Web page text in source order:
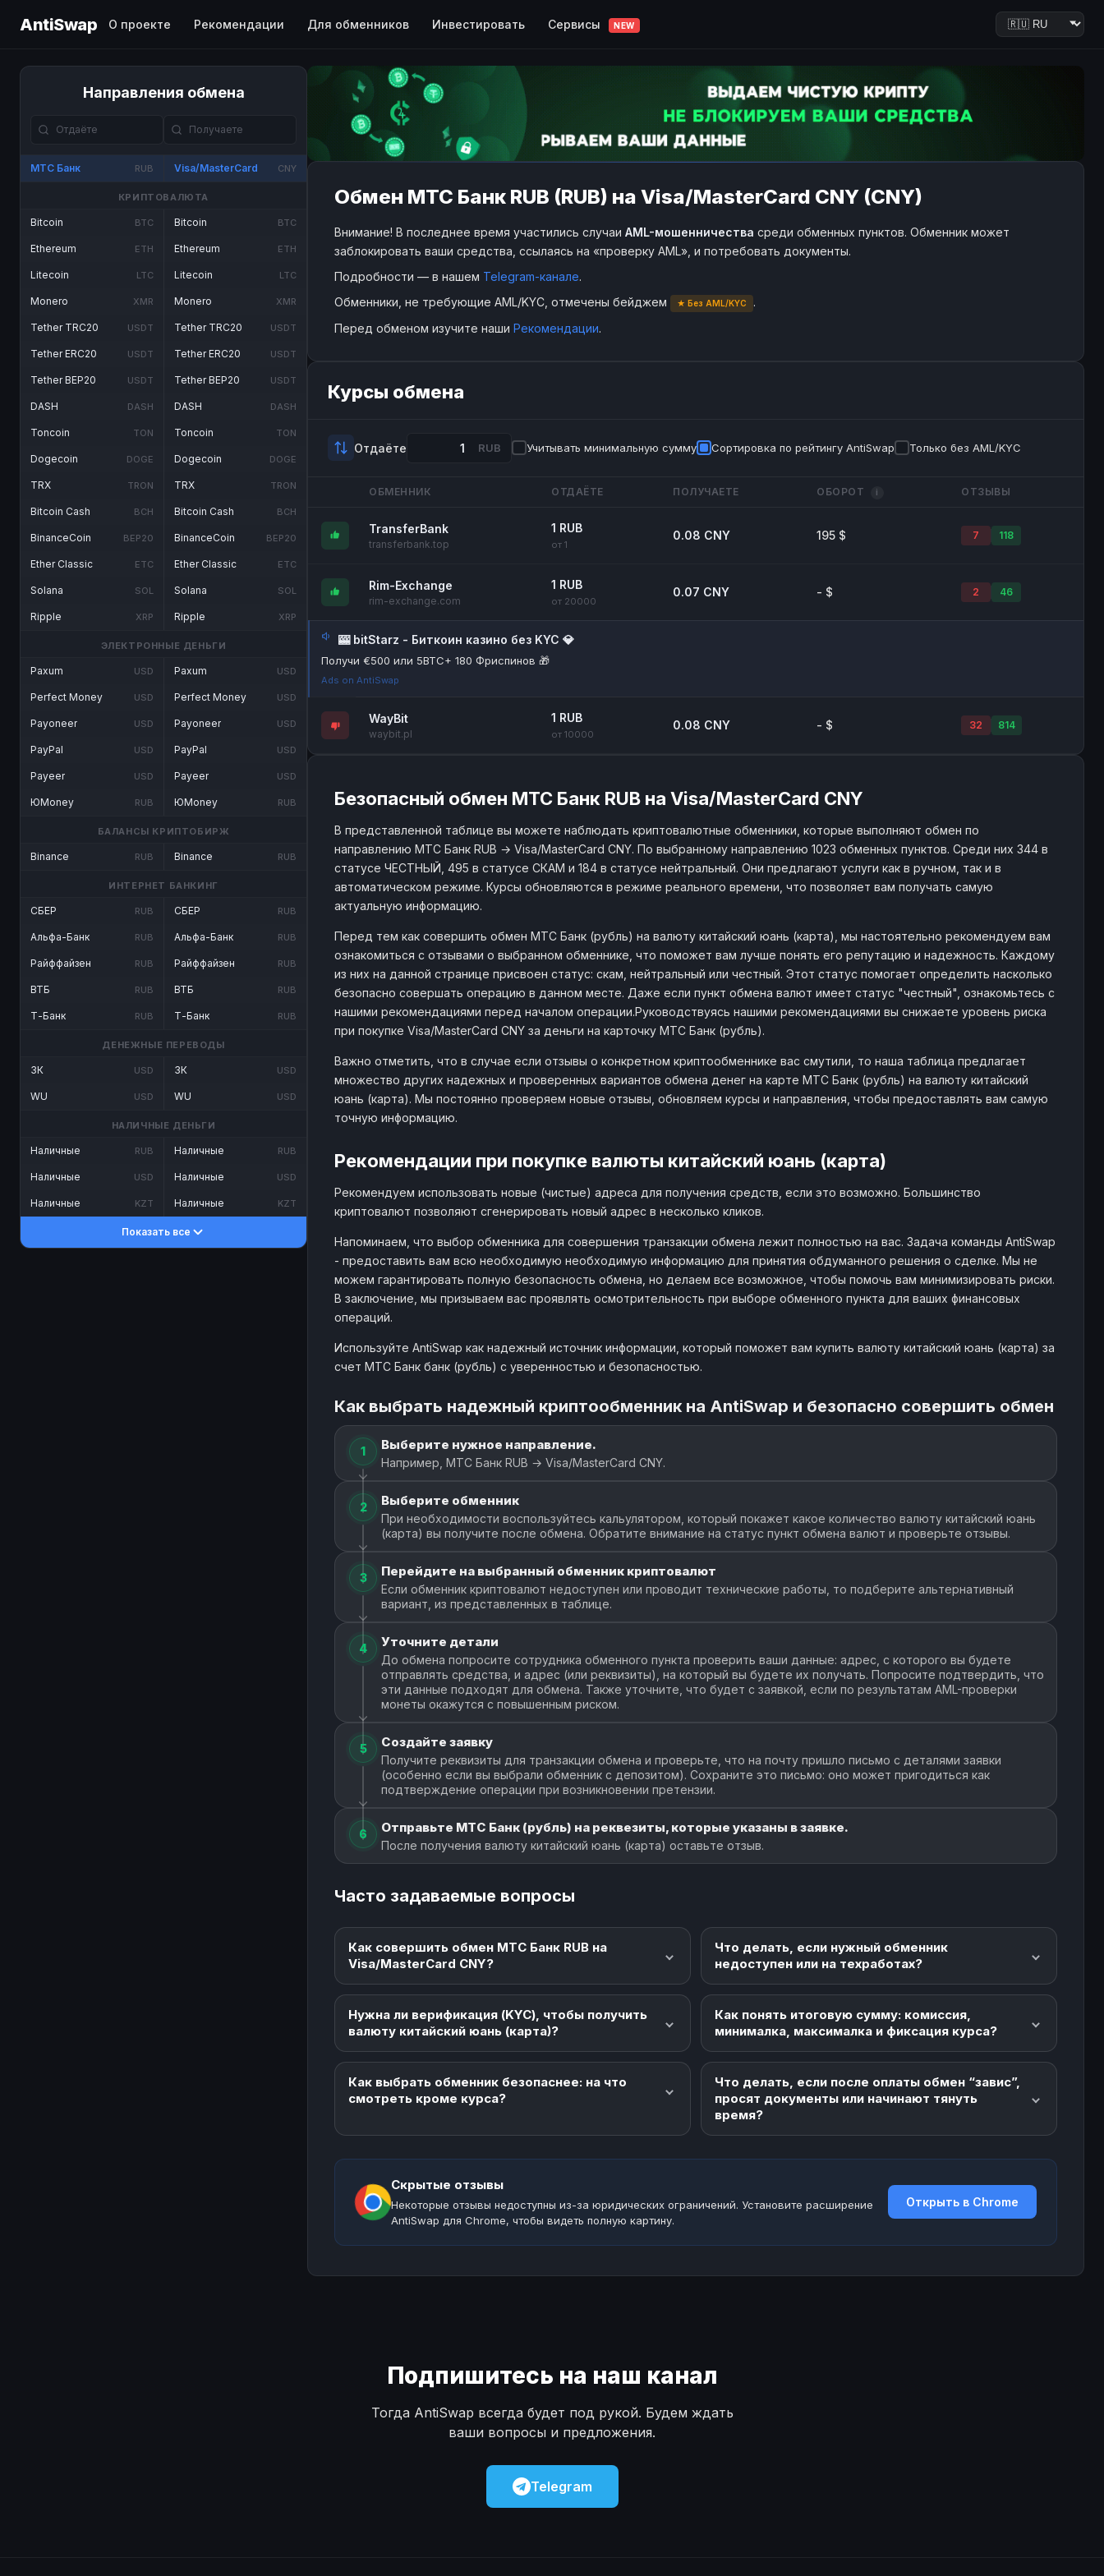
AntiSwap О проекте Рекомендации Для обменников Инвестировать Сервисы NEW
Направления обмена
МТС Банк RUB Visa/MasterCard CNY
КРИПТОВАЛЮТА
Bitcoin BTC
Ethereum ETH
Litecoin LTC
Monero XMR
Tether TRC20 USDT
Tether ERC20 USDT
Tether BEP20 USDT
DASH DASH
Toncoin TON
Dogecoin DOGE
TRX TRON
Bitcoin Cash BCH
BinanceCoin BEP20
Ether Classic ETC
Solana SOL
Ripple XRP
Bitcoin BTC
Ethereum ETH
Litecoin LTC
Monero XMR
Tether TRC20 USDT
Tether ERC20 USDT
Tether BEP20 USDT
DASH DASH
Toncoin TON
Dogecoin DOGE
TRX TRON
Bitcoin Cash BCH
BinanceCoin BEP20
Ether Classic ETC
Solana SOL
Ripple XRP
ЭЛЕКТРОННЫЕ ДЕНЬГИ
Paxum USD
Perfect Money USD
Payoneer USD
PayPal USD
Payeer USD
ЮMoney RUB
Paxum USD
Perfect Money USD
Payoneer USD
PayPal USD
Payeer USD
ЮMoney RUB
БАЛАНСЫ КРИПТОБИРЖ
Binance RUB Binance RUB
ИНТЕРНЕТ БАНКИНГ
СБЕР RUB
Альфа-Банк RUB
Райффайзен RUB
ВТБ RUB
Т-Банк RUB
СБЕР RUB
Альфа-Банк RUB
Райффайзен RUB
ВТБ RUB
Т-Банк RUB
ДЕНЕЖНЫЕ ПЕРЕВОДЫ
ЗК USD
WU USD
ЗК USD
WU USD
НАЛИЧНЫЕ ДЕНЬГИ
Наличные RUB
Наличные USD
Наличные KZT
Наличные RUB
Наличные USD
Наличные KZT
Показать все
Обмен МТС Банк RUB (RUB) на Visa/MasterCard CNY (CNY)
Внимание! В последнее время участились случаи AML-мошенничества среди обменных пунктов. Обменник может
заблокировать ваши средства, ссылаясь на «проверку AML», и потребовать документы.
Подробности — в нашем Telegram-канале.
Обменники, не требующие AML/KYC, отмечены бейджем
★ Без AML/KYC
.
Перед обменом изучите наши Рекомендации.
Курсы обмена
Отдаёте RUB Учитывать минимальную сумму Сортировка по рейтингу AntiSwap Только без AML/KYC
ОБМЕННИК ОТДАЁТЕ ПОЛУЧАЕТЕ ОБОРОТ i ОТЗЫВЫ
TransferBank
transferbank.top
1 RUB
от 1
0.08 CNY 195 $ 7 118
Rim-Exchange
rim-exchange.com
1 RUB
от 20000
0.07 CNY - $ 2 46
🎰 bitStarz - Биткоин казино без KYC 💎
Получи €500 или 5BTC+ 180 Фриспинов 🎁
Ads on AntiSwap
WayBit
waybit.pl
1 RUB
от 10000
0.08 CNY - $ 32 814
Безопасный обмен МТС Банк RUB на Visa/MasterCard CNY
В представленной таблице вы можете наблюдать криптовалютные обменники, которые выполняют обмен по
направлению МТС Банк RUB → Visa/MasterCard CNY. По выбранному направлению 1023 обменных пунктов. Среди них 344 в
статусе ЧЕСТНЫЙ, 495 в статусе СКАМ и 184 в статусе нейтральный. Они предлагают услуги как в ручном, так и в
автоматическом режиме. Курсы обновляются в режиме реального времени, что позволяет вам получать самую
актуальную информацию.
Перед тем как совершить обмен МТС Банк (рубль) на валюту китайский юань (карта), мы настоятельно рекомендуем вам
ознакомиться с отзывами о выбранном обменнике, что поможет вам лучше понять его репутацию и надежность. Каждому
из них на данной странице присвоен статус: скам, нейтральный или честный. Этот статус помогает определить насколько
безопасно совершать операцию в данном месте. Даже если пункт обмена валют имеет статус "честный", ознакомьтесь с
нашими рекомендациями перед началом операции.Руководствуясь нашими рекомендациями вы снижаете уровень риска
при покупке Visa/MasterCard CNY за деньги на карточку МТС Банк (рубль).
Важно отметить, что в случае если отзывы о конкретном криптообменнике вас смутили, то наша таблица предлагает
множество других надежных и проверенных вариантов обмена денег на карте МТС Банк (рубль) на валюту китайский
юань (карта). Мы постоянно проверяем новые отзывы, обновляем курсы и направления, чтобы предоставлять вам самую
точную информацию.
Рекомендации при покупке валюты китайский юань (карта)
Рекомендуем использовать новые (чистые) адреса для получения средств, если это возможно. Большинство
криптовалют позволяют сгенерировать новый адрес в несколько кликов.
Напоминаем, что выбор обменника для совершения транзакции обмена лежит полностью на вас. Задача команды AntiSwap
- предоставить вам всю необходимую необходимую информацию для принятия обдуманного решения о сделке. Мы не
можем гарантировать полную безопасность обмена, но делаем все возможное, чтобы помочь вам минимизировать риски.
В заключение, мы призываем вас проявлять осмотрительность при выборе обменного пункта для ваших финансовых
операций.
Используйте AntiSwap как надежный источник информации, который поможет вам купить валюту китайский юань (карта) за
счет МТС Банк банк (рубль) с уверенностью и безопасностью.
Как выбрать надежный криптообменник на AntiSwap и безопасно совершить обмен
1 Выберите нужное направление.
Например, МТС Банк RUB → Visa/MasterCard CNY.
2 Выберите обменник
При необходимости воспользуйтесь кальулятором, который покажет какое количество валюту китайский юань
(карта) вы получите после обмена. Обратите внимание на статус пункт обмена валют и проверьте отзывы.
3 Перейдите на выбранный обменник криптовалют
Если обменник криптовалют недоступен или проводит технические работы, то подберите альтернативный
вариант, из представленных в таблице.
4 Уточните детали
До обмена попросите сотрудника обменного пункта проверить ваши данные: адрес, с которого вы будете
отправлять средства, и адрес (или реквизиты), на который вы будете их получать. Попросите подтвердить, что
эти данные подходят для обмена. Также уточните, что будет с заявкой, если по результатам AML-проверки
монеты окажутся с повышенным риском.
5 Создайте заявку
Получите реквизиты для транзакции обмена и проверьте, что на почту пришло письмо с деталями заявки
(особенно если вы выбрали обменник с депозитом). Сохраните это письмо: оно может пригодиться как
подтверждение операции при возникновении претензии.
6 Отправьте МТС Банк (рубль) на реквезиты, которые указаны в заявке.
После получения валюту китайский юань (карта) оставьте отзыв.
Часто задаваемые вопросы
Как совершить обмен МТС Банк RUB на
Visa/MasterCard CNY?
Что делать, если нужный обменник
недоступен или на техработах?
Нужна ли верификация (KYC), чтобы получить
валюту китайский юань (карта)?
Как понять итоговую сумму: комиссия,
минималка, максималка и фиксация курса?
Как выбрать обменник безопаснее: на что
смотреть кроме курса?
Что делать, если после оплаты обмен “завис”,
просят документы или начинают тянуть
время?
Скрытые отзывы
Некоторые отзывы недоступны из-за юридических ограничений. Установите расширение
AntiSwap для Chrome, чтобы видеть полную картину.
Открыть в Chrome
Подпишитесь на наш канал
Тогда AntiSwap всегда будет под рукой. Будем ждать
ваши вопросы и предложения.
Telegram